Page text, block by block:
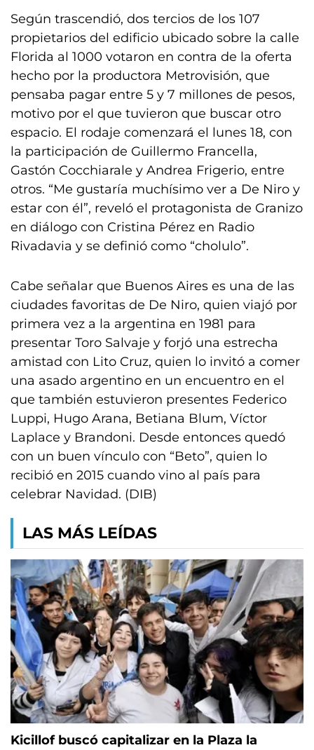
Según trascendió, dos tercios de los 107
propietarios del edificio ubicado sobre la calle
Florida al 1000 votaron en contra de la oferta
hecho por la productora Metrovisión, que
pensaba pagar entre 5 y 7 millones de pesos,
motivo por el que tuvieron que buscar otro
espacio. El rodaje comenzará el lunes 18, con
la participación de Guillermo Francella,
Gastón Cocchiarale y Andrea Frigerio, entre
otros. “Me gustaría muchísimo ver a De Niro y
estar con él”, reveló el protagonista de Granizo
en diálogo con Cristina Pérez en Radio
Rivadavia y se definió como “cholulo”.
Cabe señalar que Buenos Aires es una de las
ciudades favoritas de De Niro, quien viajó por
primera vez a la argentina en 1981 para
presentar Toro Salvaje y forjó una estrecha
amistad con Lito Cruz, quien lo invitó a comer
una asado argentino en un encuentro en el
que también estuvieron presentes Federico
Luppi, Hugo Arana, Betiana Blum, Víctor
Laplace y Brandoni. Desde entonces quedó
con un buen vínculo con “Beto”, quien lo
recibió en 2015 cuando vino al país para
celebrar Navidad. (DIB)
LAS MÁS LEÍDAS
Kicillof buscó capitalizar en la Plaza la